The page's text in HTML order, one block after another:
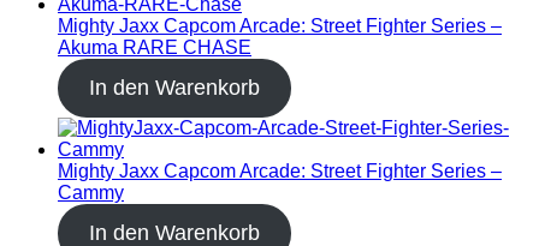
Mighty Jaxx Capcom Arcade: Street Fighter Series –
Akuma RARE CHASE
In den Warenkorb
Mighty Jaxx Capcom Arcade: Street Fighter Series –
Cammy
In den Warenkorb